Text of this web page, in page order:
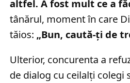
altfel. A fost mult ce a
tânărul, moment în care
tăios: „Bun, caută-ți de
Ulterior, concurenta a
de dialog cu ceilalți colegi